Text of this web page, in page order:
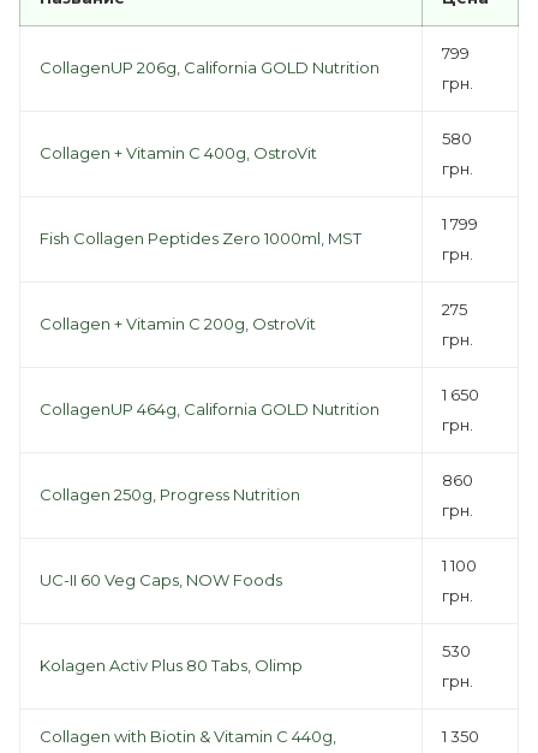
CollagenUP 206g, California GOLD Nutrition
799
грн.
Collagen + Vitamin C 400g, OstroVit
580
грн.
Fish Collagen Peptides Zero 1000ml, MST
1 799
грн.
Collagen + Vitamin C 200g, OstroVit
275
грн.
CollagenUP 464g, California GOLD Nutrition
1 650
грн.
Collagen 250g, Progress Nutrition
860
грн.
UC-II 60 Veg Caps, NOW Foods
1 100
грн.
Kolagen Activ Plus 80 Tabs, Olimp
530
грн.
Collagen with Biotin & Vitamin C 440g,
1 350